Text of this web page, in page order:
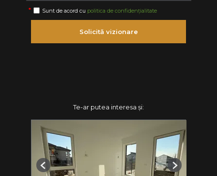
Sunt de acord cu politica de confidențialitate
Solicită vizionare
Te-ar putea interesa și:
Previous Next